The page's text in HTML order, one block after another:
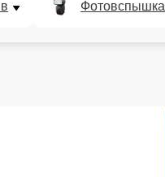
Фотовспышка